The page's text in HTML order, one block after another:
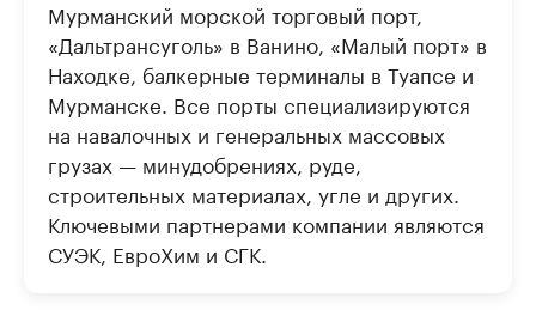
Мурманский морской торговый порт,
«Дальтрансуголь» в Ванино, «Малый порт» в
Находке, балкерные терминалы в Туапсе и
Мурманске. Все порты специализируются
на навалочных и генеральных массовых
грузах — минудобрениях, руде,
строительных материалах, угле и других.
Ключевыми партнерами компании являются
СУЭК, ЕвроХим и СГК.